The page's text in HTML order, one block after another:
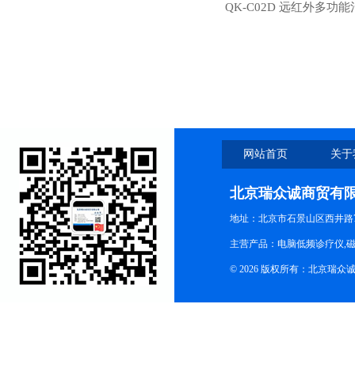
QK-C02D 远红外多功能
网站首页 关
北京瑞众诚商贸有
地址：北京市石景山区西井路
主营产品：电脑低频诊疗仪,
© 2026 版权所有：北京瑞众